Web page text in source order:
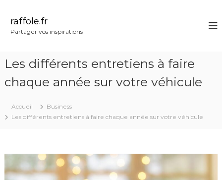
raffole.fr
Partager vos inspirations
Les différents entretiens à faire
chaque année sur votre véhicule
Accueil
Business
Les différents entretiens à faire chaque année sur votre véhicule